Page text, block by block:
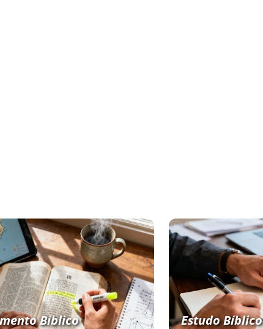
Bíblico Estudo Bíblico